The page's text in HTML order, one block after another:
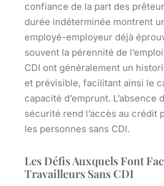
confiance de la part des
durée indéterminée montrent
employé-employeur déjà
souvent la pérennité de
CDI ont généralement un
et prévisible, facilitant ainsi le
capacité d’emprunt. L’absence
sécurité rend l’accès au crédit
les personnes sans CDI.
Les Défis Auxquels Font
Travailleurs Sans CDI